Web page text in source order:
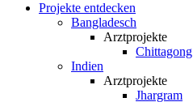
Projekte entdecken
Bangladesch
Arztprojekte
Chittagong
Indien
Arztprojekte
Jhargram